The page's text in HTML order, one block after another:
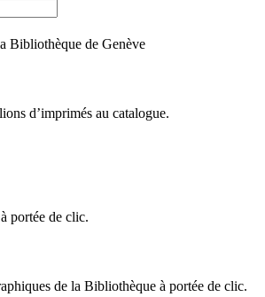
Bibliothèque de Genève
d’imprimés au catalogue.
portée de clic.
de la Bibliothèque à portée de clic.